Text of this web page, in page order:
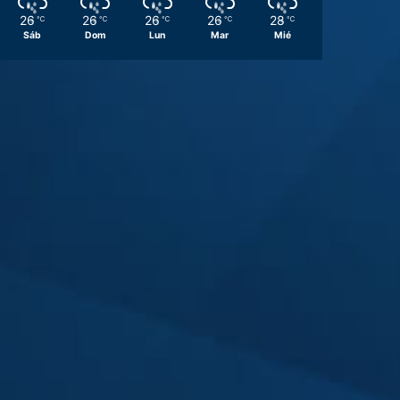
26 ℃
Sáb
26 ℃
Dom
26 ℃
Lun
26 ℃
Mar
28 ℃
Mié